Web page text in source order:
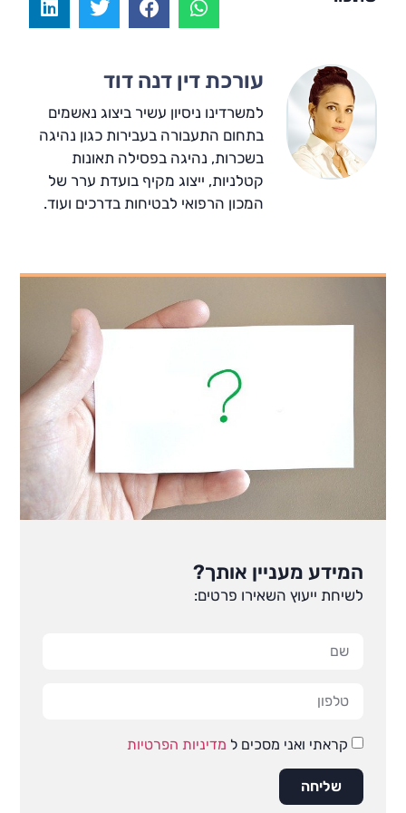
עורכת דין דנה דוד
למשרדינו ניסיון עשיר ביצוג נאשמים
בתחום התעבורה בעבירות כגון נהיגה
בשכרות, נהיגה בפסילה תאונות
קטלניות, ייצוג מקיף בועדת ערר של
המכון הרפואי לבטיחות בדרכים ועוד.
המידע מעניין אותך?
לשיחת ייעוץ השאירו פרטים:
קראתי ואני מסכים ל מדיניות הפרטיות
שליחה